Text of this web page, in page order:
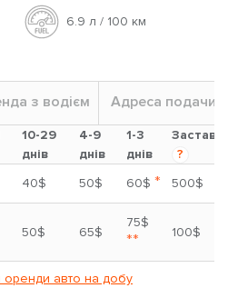
6.9 л / 100 км
з водієм Адреса подачи
10-29
днів
4-9
днів
1-3
днів
Застава
?
40$ 50$ 60$ *
500$
50$ 65$
75$
** 100$
авто на добу